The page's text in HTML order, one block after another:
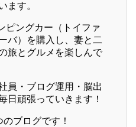
ます。
ピングカー（トイファ
バ）を購入し、妻と二
旅とグルメを楽しんで
員・ブログ運用・脳出
日頑張っていきます！
ブログです！